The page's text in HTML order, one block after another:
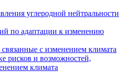
углеродной нейтральности
по адаптации к изменению
с изменением климата
рисков и возможностей,
климата